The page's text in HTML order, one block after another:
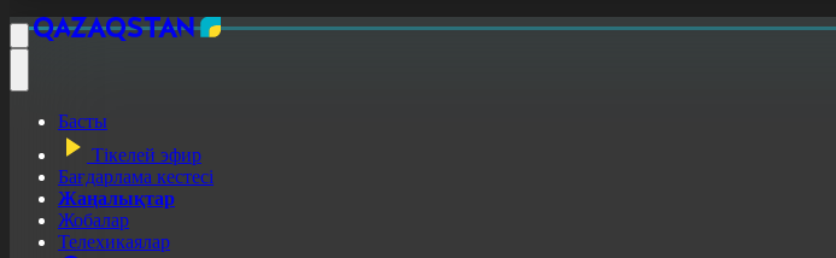
Басты
Тікелей эфир
Бағдарлама кестесі
Жаңалықтар
Жобалар
Телехикаялар